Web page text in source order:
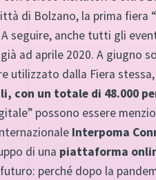
di Bolzano, la prima fiera
seguire, anche tutti gli
ad aprile 2020. A giugno
utilizzato dalla Fiera
con un totale di 48.000
possono essere
Interpoma
di una piattaforma
perché dopo la